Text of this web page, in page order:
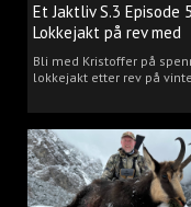
Et Jaktliv S.3 Episode
Lokkejakt på rev med
Kristoffer Clausen
Bli med Kristoffer på
lokkejakt etter rev på